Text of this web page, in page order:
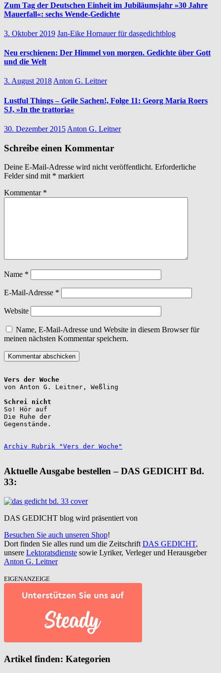
Zum Tag der Deutschen Einheit im Jubiläumsjahr »30 Jahre
Mauerfall«: sechs Wende-Gedichte
3. Oktober 2019 Jan-Eike Hornauer für dasgedichtblog
Neu erschienen: Der Himmel von morgen. Gedichte über Gott
und die Welt
3. August 2018Anton G. Leitner
Lustful Things – Geile Sachen!, Folge 11: Georg Maria Roers
SJ, »In the trattoria«
30. Dezember 2015 Anton G. Leitner
Schreibe einen Kommentar
Deine E-Mail-Adresse wird nicht veröffentlicht. Erforderliche
Felder sind mit * markiert
Kommentar *
Name *
E-Mail-Adresse *
Website
Name, E-Mail-Adresse und Website in diesem Browser für
meinen nächsten Kommentar speichern.
Vers der Woche
Schrei nicht
So! Hör auf
Die Ruhe der
Gegenstände.
Archiv Rubrik "Vers der Woche"
Aktuelle Ausgabe bestellen – DAS GEDICHT Bd.
33:
DAS GEDICHT blog wird präsentiert von
Besuchen Sie auch unseren Shop!
Dort finden Sie alles rund um die Zeitschrift DAS GEDICHT,
unsere Lektoratsdienste sowie Lyriker, Verleger und Herausgeber
Anton G. Leitner
EIGENANZEIGE
Artikel finden: Kategorien